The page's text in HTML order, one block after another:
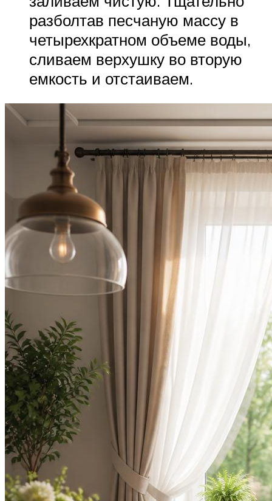
разболтав песчаную массу в
четырехкратном объеме воды,
сливаем верхушку во вторую
емкость и отстаиваем.